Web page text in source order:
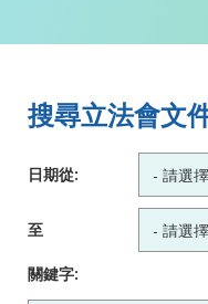
搜尋立法會文
日期從:
至
關鍵字: